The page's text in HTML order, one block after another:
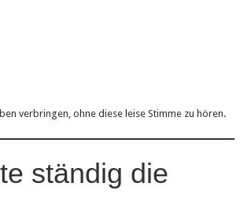
verbringen, ohne diese leise Stimme zu hören.
ständig die